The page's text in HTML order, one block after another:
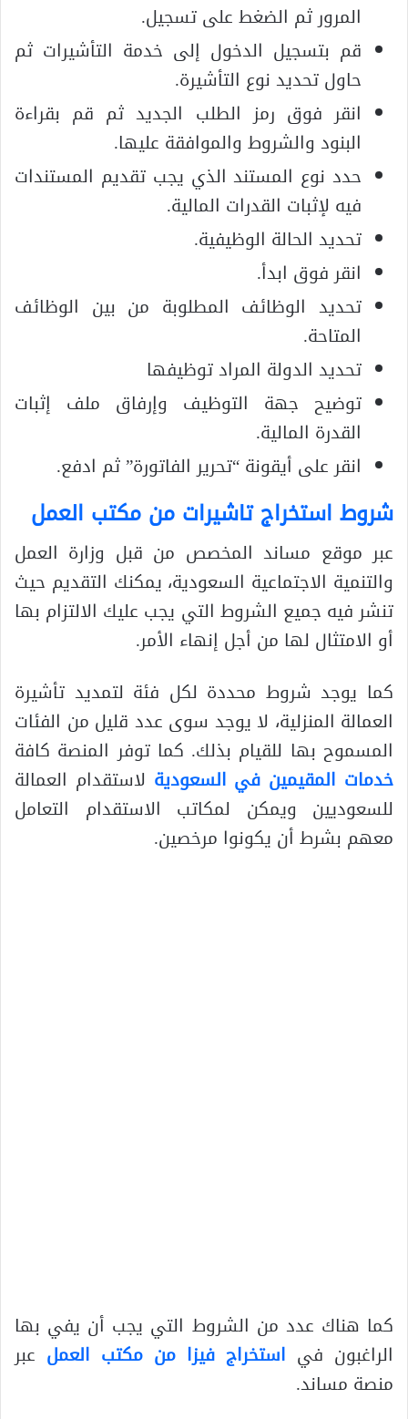
المرور ثم الضغط على تسجيل.
قم بتسجيل الدخول إلى خدمة التأشيرات ثم
حاول تحديد نوع التأشيرة.
انقر فوق رمز الطلب الجديد ثم قم بقراءة
البنود والشروط والموافقة عليها.
حدد نوع المستند الذي يجب تقديم المستندات
فيه لإثبات القدرات المالية.
تحديد الحالة الوظيفية.
انقر فوق ابدأ.
تحديد الوظائف المطلوبة من بين الوظائف
المتاحة.
تحديد الدولة المراد توظيفها
توضيح جهة التوظيف وإرفاق ملف إثبات
القدرة المالية.
انقر على أيقونة “تحرير الفاتورة” ثم ادفع.
شروط استخراج تاشيرات من مكتب العمل
عبر موقع مساند المخصص من قبل وزارة العمل
والتنمية الاجتماعية السعودية، يمكنك التقديم حيث
تنشر فيه جميع الشروط التي يجب عليك الالتزام بها
أو الامتثال لها من أجل إنهاء الأمر.
كما يوجد شروط محددة لكل فئة لتمديد تأشيرة
العمالة المنزلية، لا يوجد سوى عدد قليل من الفئات
المسموح بها للقيام بذلك. كما توفر المنصة كافة
خدمات المقيمين في السعودية لاستقدام العمالة
للسعوديين ويمكن لمكاتب الاستقدام التعامل
معهم بشرط أن يكونوا مرخصين.
كما هناك عدد من الشروط التي يجب أن يفي بها
الراغبون في استخراج فيزا من مكتب العمل عبر
منصة مساند.